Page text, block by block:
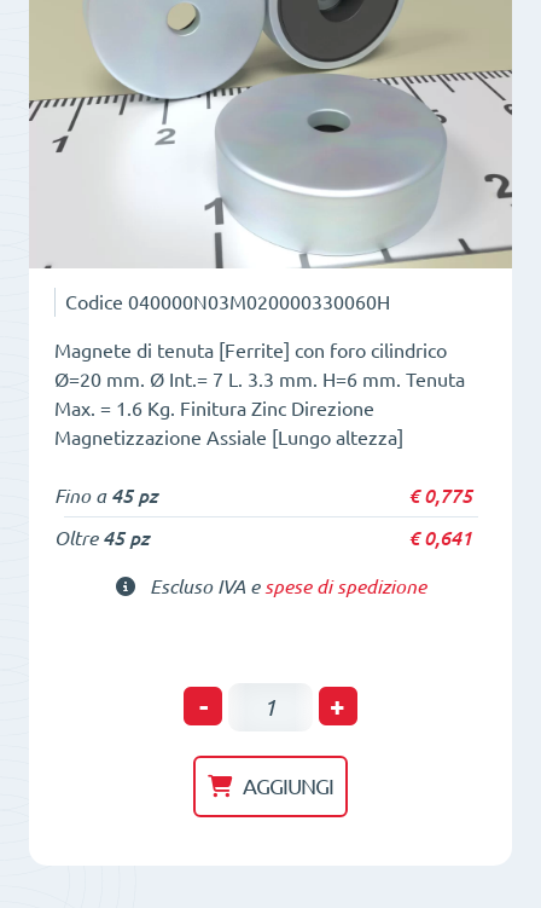
Codice 040000N03M020000330060H
Magnete di tenuta [Ferrite] con foro cilindrico
Ø=20 mm. Ø Int.= 7 L. 3.3 mm. H=6 mm. Tenuta
Max. = 1.6 Kg. Finitura Zinc Direzione
Magnetizzazione Assiale [Lungo altezza]
Fino a 45 pz €0,775
Oltre 45 pz €0,641
Escluso IVA e spese di spedizione
-
POT
tenuta
HM
+
AGGIUNGI